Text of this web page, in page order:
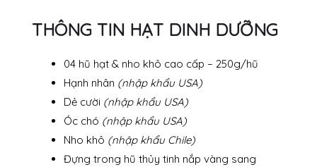
THÔNG TIN HẠT DINH DƯỠNG
04 hũ hạt & nho khô cao cấp – 250g/hũ
Hạnh nhân (nhập khẩu USA)
Dẻ cười (nhập khẩu USA)
Óc chó (nhập khẩu USA)
Nho khô (nhập khẩu Chile)
Đựng trong hũ thủy tinh nắp vàng sang